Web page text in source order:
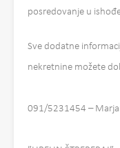
posredovanje u
Sve dodatne
nekretnine možete
091/5231454 –